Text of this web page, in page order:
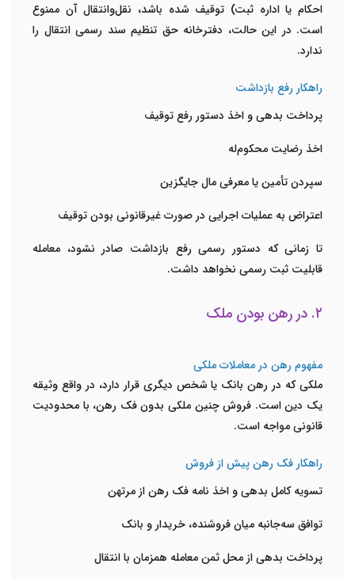
احکام یا اداره ثبت) توقیف شده باشد، نقل‌وانتقال آن ممنوع
است. در این حالت، دفترخانه حق تنظیم سند رسمی انتقال را
ندارد.
راهکار رفع بازداشت
پرداخت بدهی و اخذ دستور رفع توقیف
اخذ رضایت محکوم‌له
سپردن تأمین یا معرفی مال جایگزین
اعتراض به عملیات اجرایی در صورت غیرقانونی بودن توقیف
تا زمانی که دستور رسمی رفع بازداشت صادر نشود، معامله
قابلیت ثبت رسمی نخواهد داشت.
۲. در رهن بودن ملک
مفهوم رهن در معاملات ملکی
ملکی که در رهن بانک یا شخص دیگری قرار دارد، در واقع وثیقه
یک دین است. فروش چنین ملکی بدون فک رهن، با محدودیت
قانونی مواجه است.
راهکار فک رهن پیش از فروش
تسویه کامل بدهی و اخذ نامه فک رهن از مرتهن
توافق سه‌جانبه میان فروشنده، خریدار و بانک
پرداخت بدهی از محل ثمن معامله همزمان با انتقال